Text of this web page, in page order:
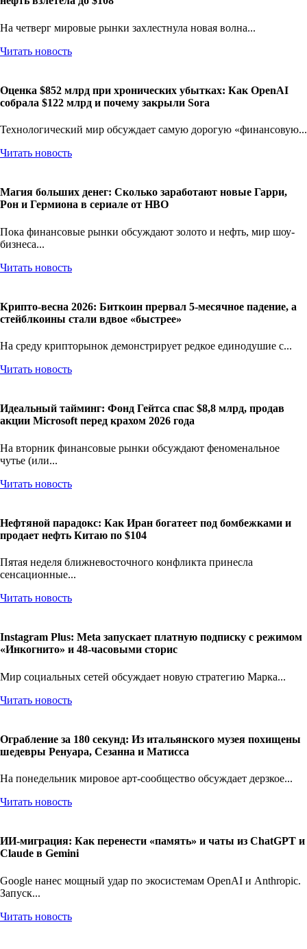
На четверг мировые рынки захлестнула новая волна...
Читать новость
Оценка $852 млрд при хронических убытках: Как OpenAI
собрала $122 млрд и почему закрыли Sora
Технологический мир обсуждает самую дорогую «финансовую...
Читать новость
Магия больших денег: Сколько заработают новые Гарри,
Рон и Гермиона в сериале от HBO
Пока финансовые рынки обсуждают золото и нефть, мир шоу-
бизнеса...
Читать новость
Крипто-весна 2026: Биткоин прервал 5-месячное падение, а
стейблкоины стали вдвое «быстрее»
На среду крипторынок демонстрирует редкое единодушие с...
Читать новость
Идеальный тайминг: Фонд Гейтса спас $8,8 млрд, продав
акции Microsoft перед крахом 2026 года
На вторник финансовые рынки обсуждают феноменальное
чутье (или...
Читать новость
Нефтяной парадокс: Как Иран богатеет под бомбежками и
продает нефть Китаю по $104
Пятая неделя ближневосточного конфликта принесла
сенсационные...
Читать новость
Instagram Plus: Meta запускает платную подписку с режимом
«Инкогнито» и 48-часовыми сторис
Мир социальных сетей обсуждает новую стратегию Марка...
Читать новость
Ограбление за 180 секунд: Из итальянского музея похищены
шедевры Ренуара, Сезанна и Матисса
На понедельник мировое арт-сообщество обсуждает дерзкое...
Читать новость
ИИ-миграция: Как перенести «память» и чаты из ChatGPT и
Claude в Gemini
Google нанес мощный удар по экосистемам OpenAI и Anthropic.
Запуск...
Читать новость